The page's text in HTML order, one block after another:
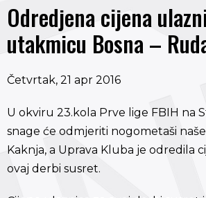
Odredjena cijena
utakmicu Bosna –
Četvrtak, 21 apr 2016
U okviru 23.kola Prve lige FBIH na
snage će odmjeriti nogometaši
Kaknja, a Uprava Kluba je odredila
ovaj derbi susret.